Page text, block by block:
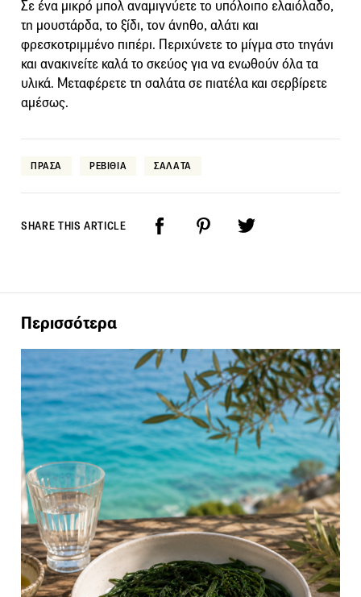
Σε ένα μικρό μπολ αναμιγνύετε το υπόλοιπο ελαιόλαδο,
τη μουστάρδα, το ξίδι, τον άνηθο, αλάτι και
φρεσκοτριμμένο πιπέρι. Περιχύνετε το μίγμα στο τηγάνι
και ανακινείτε καλά το σκεύος για να ενωθούν όλα τα
υλικά. Μεταφέρετε τη σαλάτα σε πιατέλα και σερβίρετε
αμέσως.
ΠΡΑΣΑ ΡΕΒΙΘΙΑ ΣΑΛΑΤΑ
SHARE THIS ARTICLE
Περισσότερα